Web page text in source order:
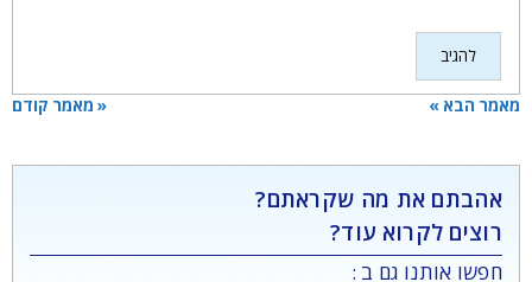
« מאמר קודם מאמר הבא »
אהבתם את מה שקראתם?
רוצים לקרוא עוד?
חפשו אותנו גם ב :